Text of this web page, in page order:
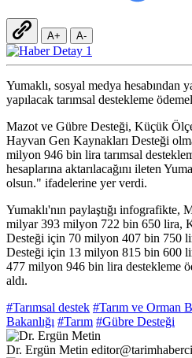
A+ A-
Yumaklı, sosyal medya hesabından
yapılacak tarımsal destekleme
Mazot ve Gübre Desteği, Küçük
Hayvan Gen Kaynakları Desteği
milyon 946 bin lira tarımsal
hesaplarına aktarılacağını ileten
olsun." ifadelerine yer verdi.
Yumaklı'nın paylaştığı infografikte,
milyar 393 milyon 722 bin 650 lira,
Desteği için 70 milyon 407 bin 750
Desteği için 13 milyon 815 bin 600
477 milyon 946 bin lira destekleme
aldı.
#Tarımsal destek #Tarım ve Orman
Bakanlığı #Tarım #Gübre Desteği
Dr. Ergün Metin